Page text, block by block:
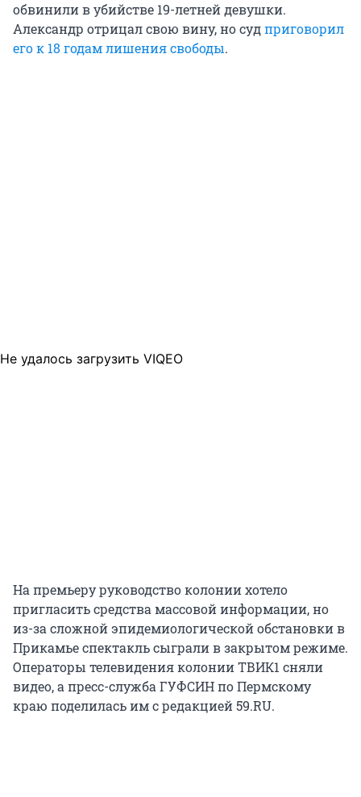
обвинили в убийстве 19-летней девушки.
Александр отрицал свою вину, но судприговорил
его к 18 годам лишения свободы.
Не удалось загрузить VIQEO
На премьеру руководство колонии хотело
пригласить средства массовой информации, но
из-за сложной эпидемиологической обстановки в
Прикамье спектакль сыграли в закрытом режиме.
Операторы телевидения колонии ТВИК1 сняли
видео, а пресс-служба ГУФСИН по Пермскому
краю поделилась им с редакцией 59.RU.